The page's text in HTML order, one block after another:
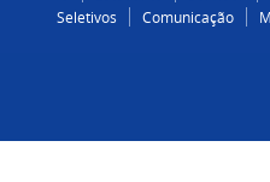
Seletivos
Comunicação